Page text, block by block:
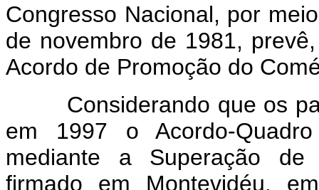
Congresso Nacional, por
de novembro de 1981,
Acordo de Promoção do
Considerando que os
em 1997 o Acordo-
mediante a Superação de
firmado em Montevidéu,